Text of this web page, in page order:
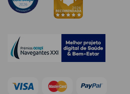
Hidratantes
Creme de Olhos
envelhecimento